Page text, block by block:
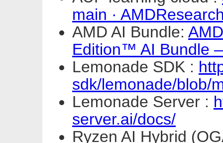
main ·
AMD AI Bundle:
Edition™ AI Bundle
Lemonade SDK :
sdk/lemonade/blob/
Lemonade Server :
server.ai/docs/
Ryzen AI Hybrid